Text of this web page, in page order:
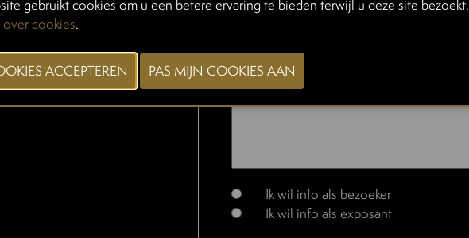
Uw bericht *
Ik wil info als bezoeker
Ik wil info als exposant
gebruikt cookies om u een betere ervaring te bieden terwijl u deze site bezoekt.
cookies.